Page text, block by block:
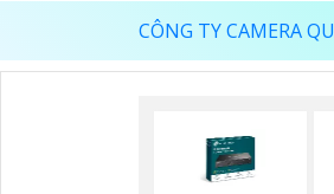
CÔNG TY CAMERA